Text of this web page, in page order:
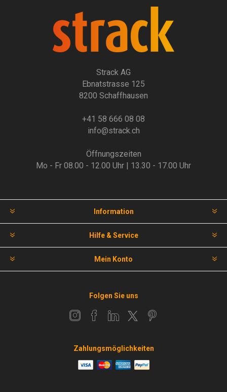
Strack AG
Ebnatstrasse 125
8200 Schaffhausen
+41 58 666 08 08
info@strack.ch
Öffnungszeiten
Mo - Fr 08.00 - 12.00 Uhr | 13.30 - 17.00 Uhr
Information
Hilfe & Service
Mein Konto
Folgen Sie uns
Zahlungsmöglichkeiten